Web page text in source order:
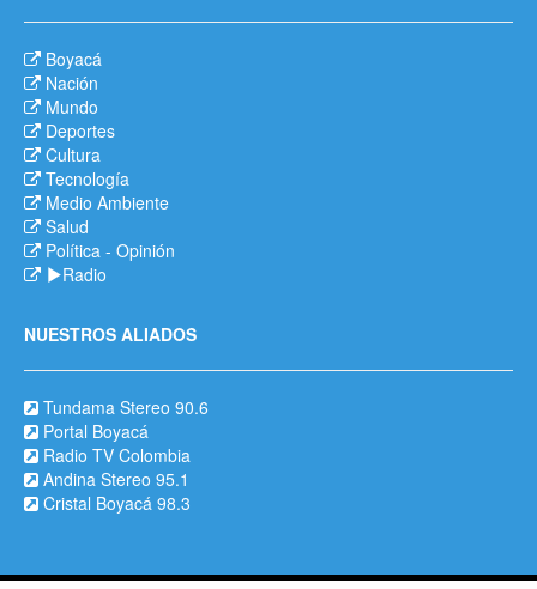
Boyacá
Nación
Mundo
Deportes
Cultura
Tecnología
Medio Ambiente
Salud
Política - Opinión
Radio
NUESTROS ALIADOS
Tundama Stereo 90.6
Portal Boyacá
Radio TV Colombia
Andina Stereo 95.1
Cristal Boyacá 98.3